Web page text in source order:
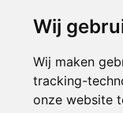
Wij
Wij maken
tracking-
onze website
de code te